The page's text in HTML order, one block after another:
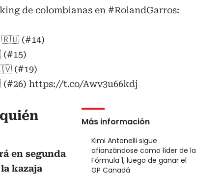
de colombianas en #RolandGarros:
🇷🇺 (#14)
(#19)
(#26) https://t.co/Awv3u66kdj
Más información
Kimi Antonelli sigue
afianzándose como líder de la
Fórmula 1, luego de ganar el
GP Canadá
en segunda
kazaja